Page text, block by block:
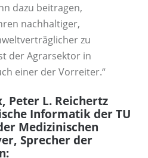
dazu beitragen,
nachhaltiger,
zu
der Agrarsektor in
einer der Vorreiter.“
Peter L. Reichertz
Informatik der TU
Medizinischen
Sprecher der